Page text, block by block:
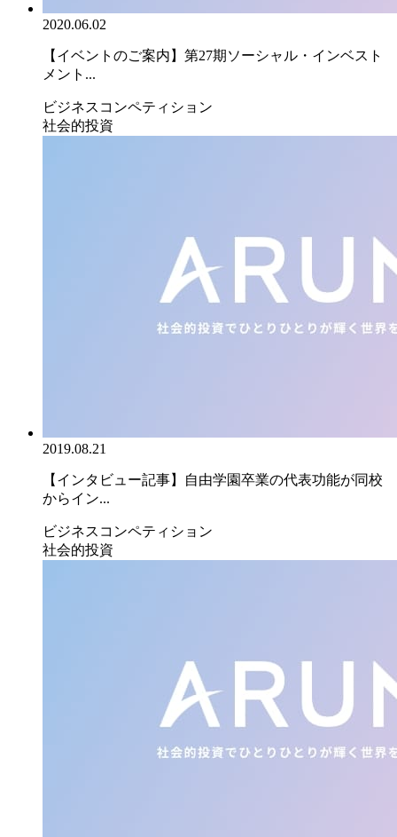
2020.06.02
【イベントのご案内】第27期ソーシャル・インベスト
メント...
ビジネスコンペティション
社会的投資
2019.08.21
【インタビュー記事】自由学園卒業の代表功能が同校
からイン...
ビジネスコンペティション
社会的投資